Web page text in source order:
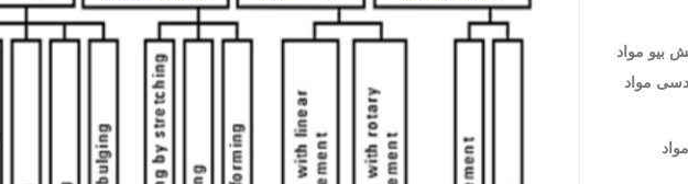
بیو مواد
مواد